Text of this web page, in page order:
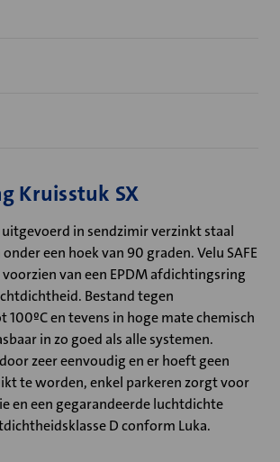
Kruisstuk SX
uitgevoerd in sendzimir verzinkt staal
een hoek van 90 graden. Velu SAFE
van een EPDM afdichtingsring
Bestand tegen
en tevens in hoge mate chemisch
in zo goed als alle systemen.
zeer eenvoudig en er hoeft geen
te worden, enkel parkeren zorgt voor
en een gegarandeerde luchtdichte
D conform Luka.